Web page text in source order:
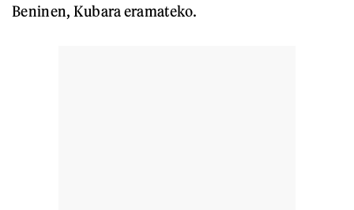
Beninen, Kubara eramateko.